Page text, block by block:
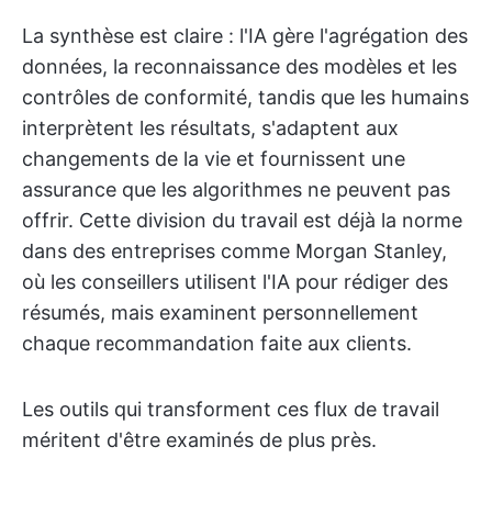
La synthèse est claire : l'IA gère l'agrégation des
données, la reconnaissance des modèles et les
contrôles de conformité, tandis que les humains
interprètent les résultats, s'adaptent aux
changements de la vie et fournissent une
assurance que les algorithmes ne peuvent pas
offrir. Cette division du travail est déjà la norme
dans des entreprises comme Morgan Stanley,
où les conseillers utilisent l'IA pour rédiger des
résumés, mais examinent personnellement
chaque recommandation faite aux clients.
Les outils qui transforment ces flux de travail
méritent d'être examinés de plus près.